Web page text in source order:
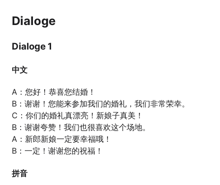
Dialoge
Dialoge 1
中文
A：您好！恭喜您结婚！
B：谢谢！您能来参加我们的婚礼，我们非常荣幸。
C：你们的婚礼真漂亮！新娘子真美！
B：谢谢夸赞！我们也很喜欢这个场地。
A：新郎新娘一定要幸福哦！
B：一定！谢谢您的祝福！
拼音